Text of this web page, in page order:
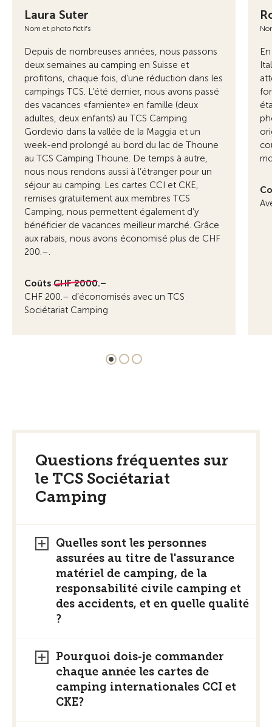
Laura Suter
Nom et photo fictifs
Depuis de nombreuses années, nous passons
deux semaines au camping en Suisse et
profitons, chaque fois, d’une réduction dans les
campings TCS. L’été dernier, nous avons passé
des vacances «farniente» en famille (deux
adultes, deux enfants) au TCS Camping
Gordevio dans la vallée de la Maggia et un
week-end prolongé au bord du lac de Thoune
au TCS Camping Thoune. De temps à autre,
nous nous rendons aussi à l’étranger pour un
séjour au camping. Les cartes CCI et CKE,
remises gratuitement aux membres TCS
Camping, nous permettent également d’y
bénéficier de vacances meilleur marché. Grâce
aux rabais, nous avons économisé plus de CHF
200.–.
Coûts CHF 2000.–
CHF 200.– d’économisés avec un TCS
Sociétariat Camping
Questions fréquentes sur
le TCS Sociétariat
Camping
Quelles sont les personnes
assurées au titre de l'assurance
matériel de camping, de la
responsabilité civile camping et
des accidents, et en quelle qualité
?
Pourquoi dois-je commander
chaque année les cartes de
camping internationales CCI et
CKE?